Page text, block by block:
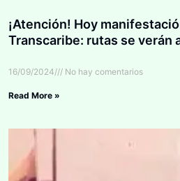
¡Atención! Hoy
Transcaribe: rutas se verán
16/09/2024 No hay comentarios
Read More »